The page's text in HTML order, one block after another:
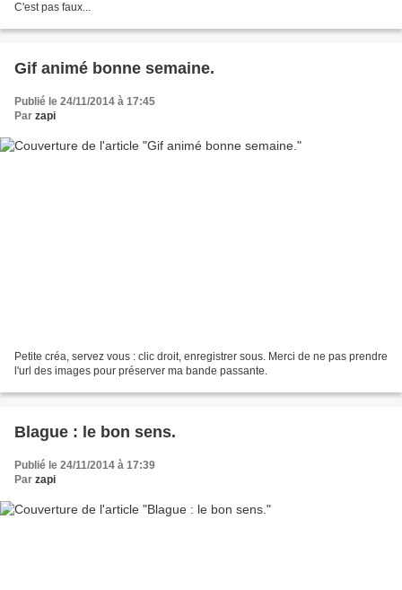
C'est pas faux...
Gif animé bonne semaine.
Publié le 24/11/2014 à 17:45
Par zapi
Petite créa, servez vous : clic droit, enregistrer sous. Merci de ne pas prendre
l'url des images pour préserver ma bande passante.
Blague : le bon sens.
Publié le 24/11/2014 à 17:39
Par zapi